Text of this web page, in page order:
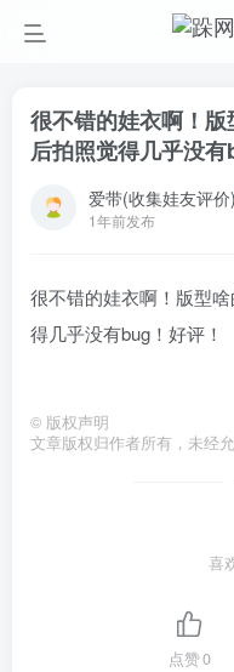
很不错的娃衣啊！
后拍照觉得几乎没有
爱带(收集娃友评价)
1年前发布
很不错的娃衣啊！版型
得几乎没有bug！好评！
© 版权声明
文章版权归作者所有，未经允
喜
点赞0